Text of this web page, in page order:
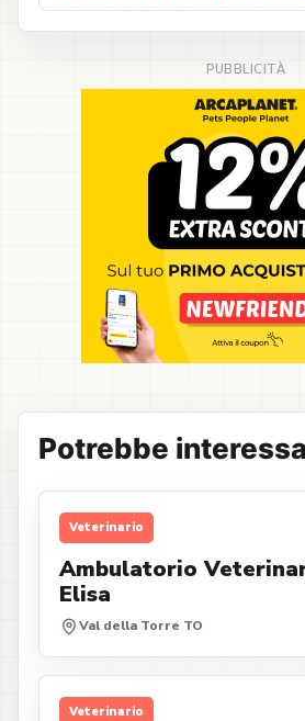
Potrebbe
Veterinario
Ambulatorio
Elisa
Val della Torre TO
Veterinario